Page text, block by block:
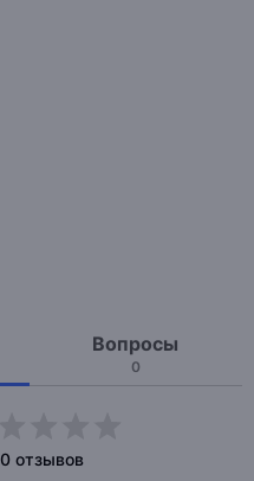
Вопросы
0
0 отзывов